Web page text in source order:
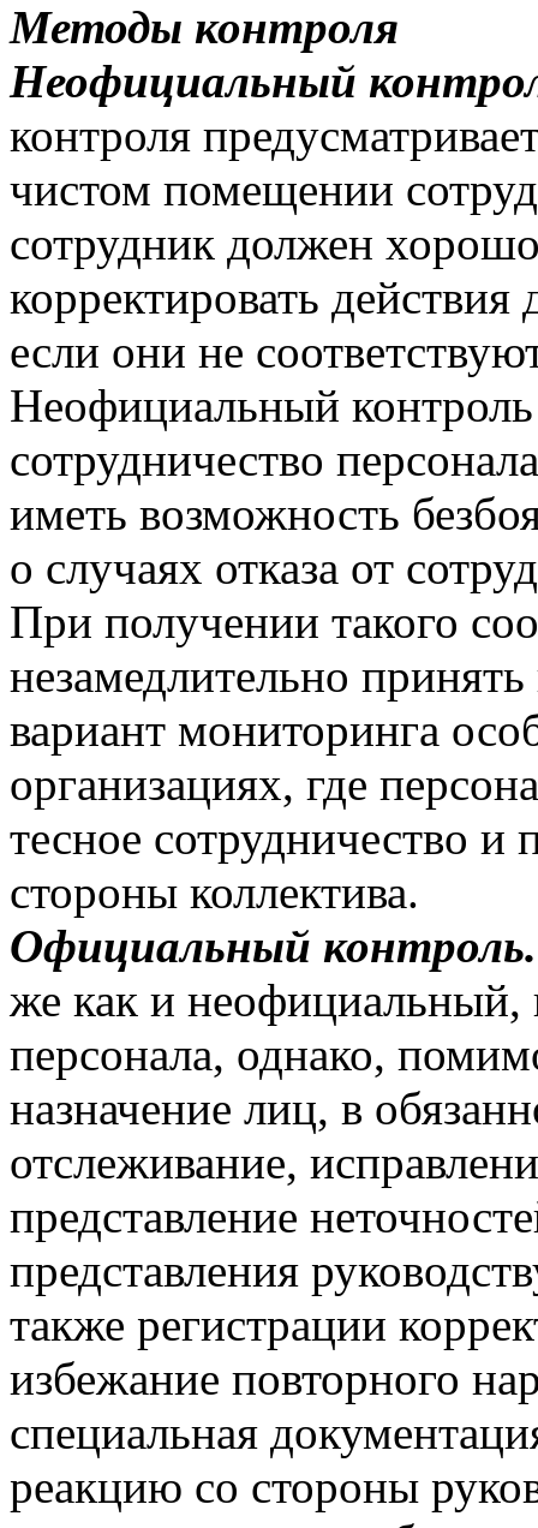
Методы контроля
Неофициальный
контроля
чистом помещении
сотрудник должен
корректировать действия
если они не
Неофициальный контроль
сотрудничество
иметь возможность
о случаях отказа от
При получении такого
незамедлительно
вариант мониторинга
организациях, где
тесное сотрудничество и
стороны коллектива.
Официальный контроль.
же как и неофициальный,
персонала, однако,
назначение лиц, в
отслеживание,
представление
представления
также регистрации
избежание повторного
специальная
реакцию со стороны